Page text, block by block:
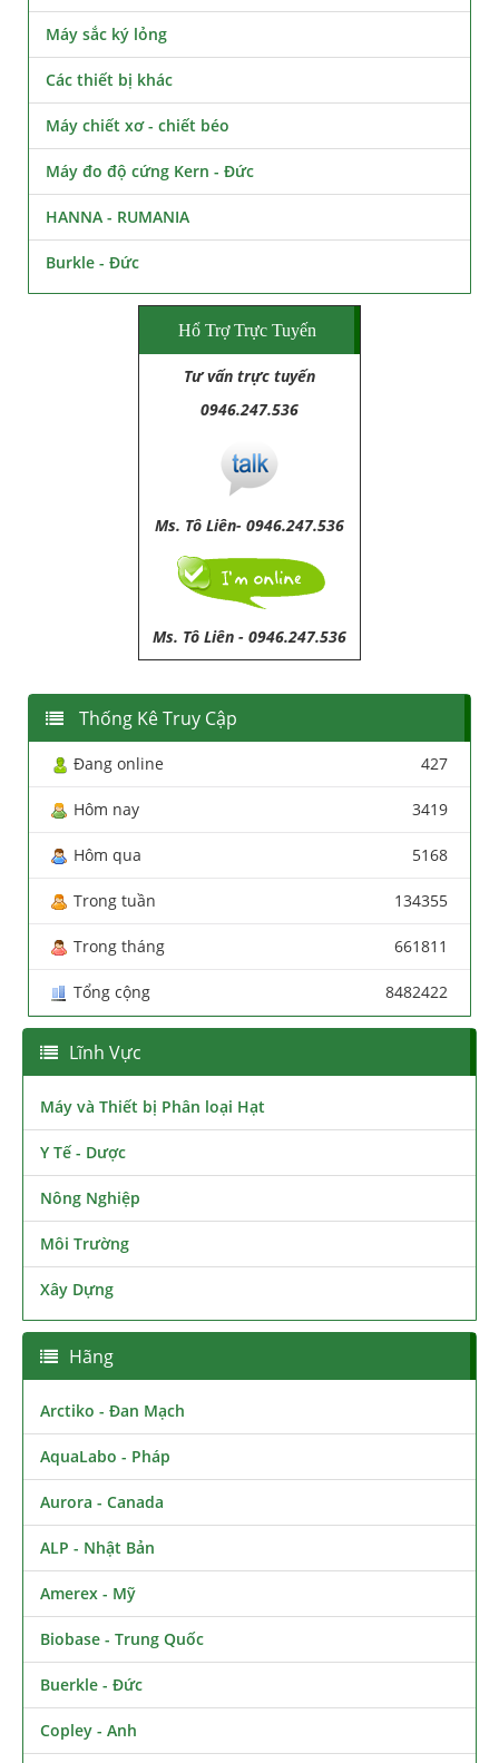
Máy sắc ký lỏng
Các thiết bị khác
Máy chiết xơ - chiết béo
Máy đo độ cứng Kern - Đức
HANNA - RUMANIA
Burkle - Đức
Hổ Trợ Trực Tuyến
Tư vấn trực tuyến
0946.247.536
Ms. Tô Liên- 0946.247.536
Ms. Tô Liên - 0946.247.536
Thống Kê Truy Cập
Đang online 427
Hôm nay 3419
Hôm qua 5168
Trong tuần 134355
Trong tháng 661811
Tổng cộng 8482422
Lĩnh Vực
Máy và Thiết bị Phân loại Hạt
Y Tế - Dược
Nông Nghiệp
Môi Trường
Xây Dựng
Hãng
Arctiko - Đan Mạch
AquaLabo - Pháp
Aurora - Canada
ALP - Nhật Bản
Amerex - Mỹ
Biobase - Trung Quốc
Buerkle - Đức
Copley - Anh